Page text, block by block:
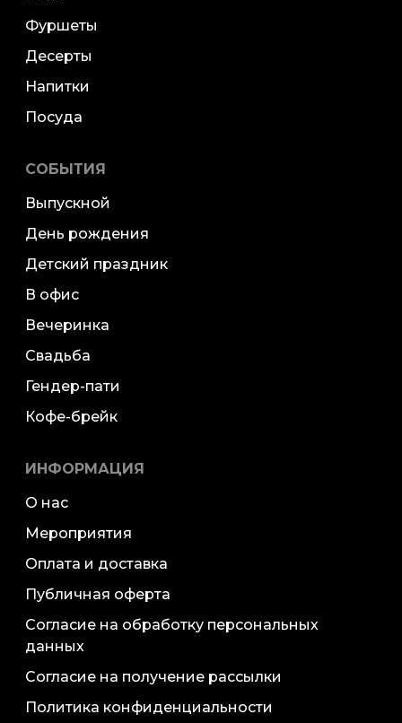
Фуршеты
Десерты
Напитки
Посуда
СОБЫТИЯ
Выпускной
День рождения
Детский праздник
В офис
Вечеринка
Свадьба
Гендер-пати
Кофе-брейк
ИНФОРМАЦИЯ
О нас
Мероприятия
Оплата и доставка
Публичная оферта
Согласие на обработку персональных
данных
Согласие на получение рассылки
Политика конфиденциальности